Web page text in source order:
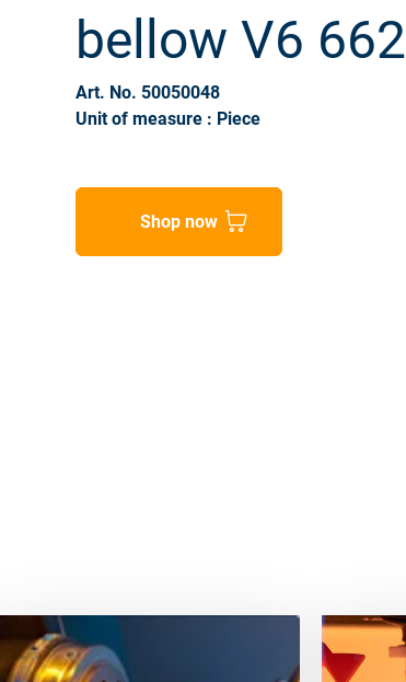
bellow V6 662
Art. No. 50050048
Unit of measure : Piece
Shop now